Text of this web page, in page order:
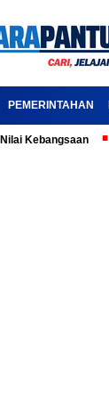
PEMERINTAHAN
Kebangsaan